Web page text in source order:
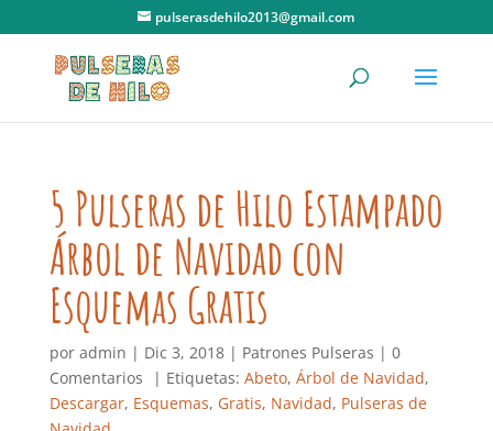
pulserasdehilo2013@gmail.com
5 Pulseras de Hilo Estampado
Árbol de Navidad con
Esquemas Gratis
por admin | Dic 3, 2018| Patrones Pulseras | 0
Comentarios
| Etiquetas: Abeto, Árbol de Navidad,
Descargar, Esquemas, Gratis, Navidad, Pulseras de